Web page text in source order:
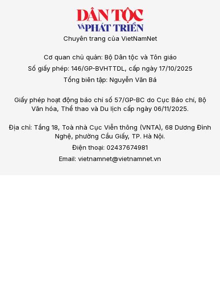
Chuyên trang của VietNamNet
Cơ quan chủ quản: Bộ Dân tộc và Tôn giáo
Số giấy phép: 146/GP-BVHTTDL, cấp ngày 17/10/2025
Tổng biên tập: Nguyễn Văn Bá
Giấy phép hoạt động báo chí số 57/GP-BC do Cục Báo chí, Bộ
Văn hóa, Thể thao và Du lịch cấp ngày 06/11/2025.
Địa chỉ: Tầng 18, Toà nhà Cục Viễn thông (VNTA), 68 Dương Đình
Nghệ, phường Cầu Giấy, TP. Hà Nội.
Điện thoại: 02437674981
Email: vietnamnet@vietnamnet.vn